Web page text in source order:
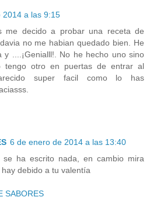
2014 a las 9:15
me decido a probar una receta de
no me habian quedado bien. He
y ....¡Genialll!. No he hecho uno sino
tengo otro en puertas de entrar al
super facil como lo has
6 de enero de 2014 a las 13:40
ha escrito nada, en cambio mira
debido a tu valentía
SABORES